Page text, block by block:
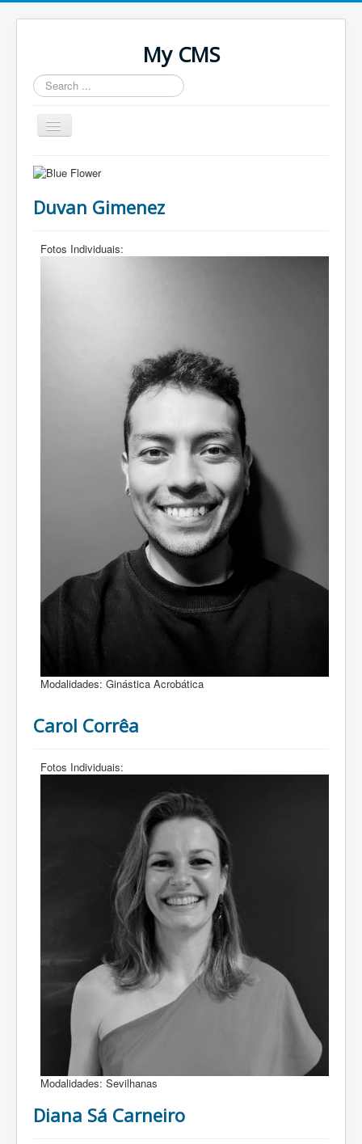
My CMS
Search
...
Toggle
Navigation
Home
Duvan Gimenez
Fotos Individuais:
Modalidades: Ginástica Acrobática
Carol Corrêa
Fotos Individuais:
Modalidades: Sevilhanas
Diana Sá Carneiro